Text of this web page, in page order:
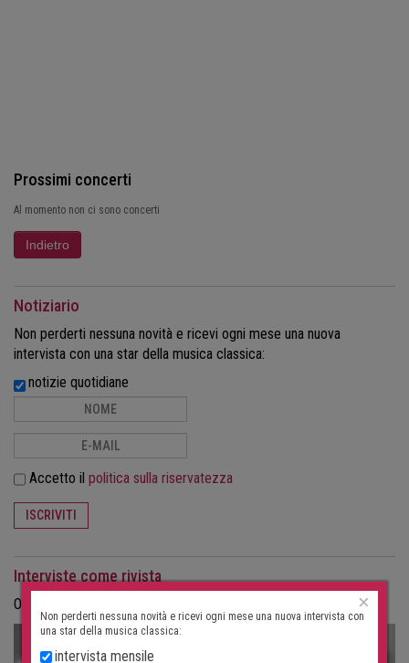
Prossimi concerti
Al momento non ci sono concerti
Notiziario
Non perderti nessuna novità e ricevi ogni mese una nuova
intervista con una star della musica classica:
notizie quotidiane
Accetto il politica sulla riservatezza
ISCRIVITI
Interviste come rivista
Ordina le interviste in formato cartaceo come rivista. ×
Non perderti nessuna novità e ricevi ogni mese una nuova intervista con
una star della musica classica:
intervista mensile